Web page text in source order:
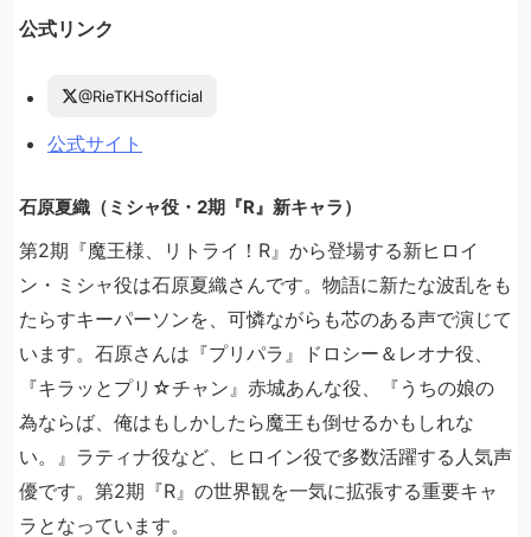
公式リンク
@RieTKHSofficial
公式サイト
石原夏織（ミシャ役・2期『R』新キャラ）
第2期『魔王様、リトライ！R』から登場する新ヒロイ
ン・ミシャ役は石原夏織さんです。物語に新たな波乱をも
たらすキーパーソンを、可憐ながらも芯のある声で演じて
います。石原さんは『プリパラ』ドロシー＆レオナ役、
『キラッとプリ☆チャン』赤城あんな役、『うちの娘の
為ならば、俺はもしかしたら魔王も倒せるかもしれな
い。』ラティナ役など、ヒロイン役で多数活躍する人気声
優です。第2期『R』の世界観を一気に拡張する重要キャ
ラとなっています。